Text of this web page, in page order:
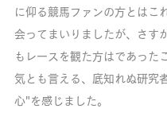
に仰る競馬ファンの方とはこ
会ってまいりましたが、さす
もレースを観た方はであった
気とも言える、底知れぬ研究
心"を感じました。